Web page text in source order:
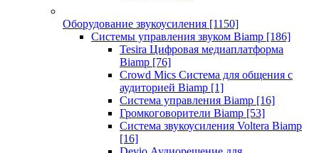
Оборудование звукоусиления [1150]
Системы управления звуком Biamp [186]
Tesira Цифровая медиаплатформа
Biamp [76]
Crowd Mics Система для общения с
аудиторией Biamp [1]
Система управления Biamp [16]
Громкоговорители Biamp [53]
Система звукоусиления Voltera Biamp
[16]